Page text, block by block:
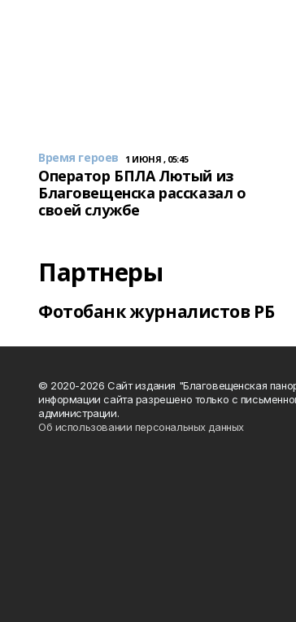
Время героев 1 ИЮНЯ , 05:45
Оператор БПЛА Лютый из
Благовещенска рассказал о
своей службе
Партнеры
Фотобанк журналистов РБ
© 2020-2026 Сайт издания "Благовещенская
информации сайта разрешено только с
администрации.
Об использовании персональных данных